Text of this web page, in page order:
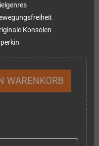
Konsolen
WARENKORB